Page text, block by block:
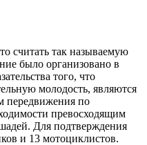
считать так называемую
было организовано в
того, что
молодость, являются
передвижения по
превосходящим
Для подтверждения
и 13 мотоциклистов.